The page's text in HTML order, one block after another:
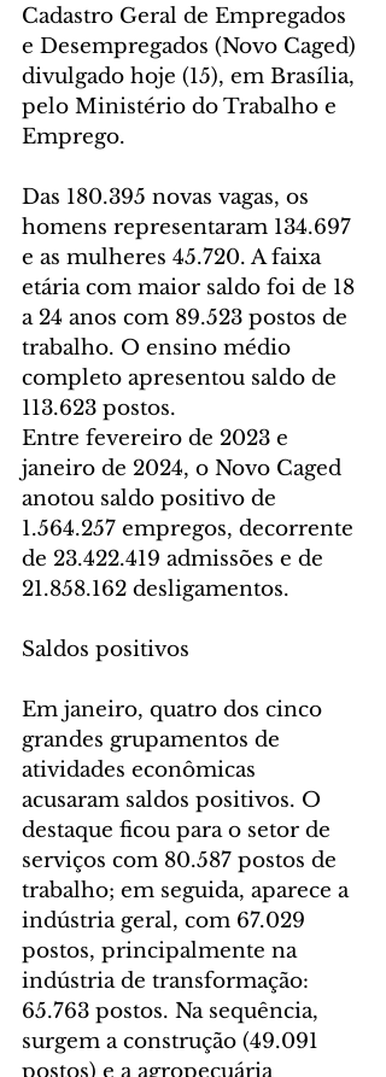
Cadastro Geral de Empregados
e Desempregados (Novo Caged)
divulgado hoje (15), em Brasília,
pelo Ministério do Trabalho e
Emprego.
Das 180.395 novas vagas, os
homens representaram 134.697
e as mulheres 45.720. A faixa
etária com maior saldo foi de 18
a 24 anos com 89.523 postos de
trabalho. O ensino médio
completo apresentou saldo de
113.623 postos.
Entre fevereiro de 2023 e
janeiro de 2024, o Novo Caged
anotou saldo positivo de
1.564.257 empregos, decorrente
de 23.422.419 admissões e de
21.858.162 desligamentos.
Saldos positivos
Em janeiro, quatro dos cinco
grandes grupamentos de
atividades econômicas
acusaram saldos positivos. O
destaque ficou para o setor de
serviços com 80.587 postos de
trabalho; em seguida, aparece a
indústria geral, com 67.029
postos, principalmente na
indústria de transformação:
65.763 postos. Na sequência,
surgem a construção (49.091
postos) e a agropecuária